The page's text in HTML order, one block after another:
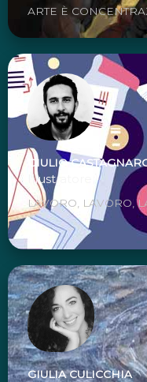
ARTE È
GIULIO
Illustratore
LAVORO, LAVORO,
GIULIA CULICCHIA